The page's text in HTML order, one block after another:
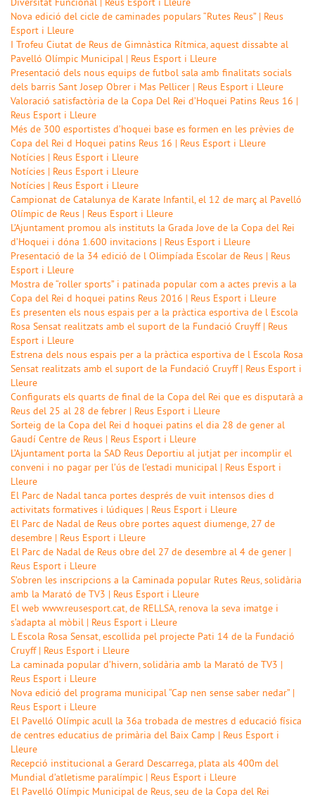
Diversitat Funcional | Reus Esport i Lleure
Nova edició del cicle de caminades populars “Rutes Reus” | Reus
Esport i Lleure
I Trofeu Ciutat de Reus de Gimnàstica Rítmica, aquest dissabte al
Pavelló Olímpic Municipal | Reus Esport i Lleure
Presentació dels nous equips de futbol sala amb finalitats socials
dels barris Sant Josep Obrer i Mas Pellicer | Reus Esport i Lleure
Valoració satisfactòria de la Copa Del Rei d’Hoquei Patins Reus 16 |
Reus Esport i Lleure
Més de 300 esportistes d’hoquei base es formen en les prèvies de
Copa del Rei d Hoquei patins Reus 16 | Reus Esport i Lleure
Notícies | Reus Esport i Lleure
Notícies | Reus Esport i Lleure
Notícies | Reus Esport i Lleure
Campionat de Catalunya de Karate Infantil, el 12 de març al Pavelló
Olímpic de Reus | Reus Esport i Lleure
L’Ajuntament promou als instituts la Grada Jove de la Copa del Rei
d’Hoquei i dóna 1.600 invitacions | Reus Esport i Lleure
Presentació de la 34 edició de l Olimpíada Escolar de Reus | Reus
Esport i Lleure
Mostra de “roller sports” i patinada popular com a actes previs a la
Copa del Rei d hoquei patins Reus 2016 | Reus Esport i Lleure
Es presenten els nous espais per a la pràctica esportiva de l Escola
Rosa Sensat realitzats amb el suport de la Fundació Cruyff | Reus
Esport i Lleure
Estrena dels nous espais per a la pràctica esportiva de l Escola Rosa
Sensat realitzats amb el suport de la Fundació Cruyff | Reus Esport i
Lleure
Configurats els quarts de final de la Copa del Rei que es disputarà a
Reus del 25 al 28 de febrer | Reus Esport i Lleure
Sorteig de la Copa del Rei d hoquei patins el dia 28 de gener al
Gaudí Centre de Reus | Reus Esport i Lleure
L’Ajuntament porta la SAD Reus Deportiu al jutjat per incomplir el
conveni i no pagar per l’ús de l’estadi municipal | Reus Esport i
Lleure
El Parc de Nadal tanca portes després de vuit intensos dies d
activitats formatives i lúdiques | Reus Esport i Lleure
El Parc de Nadal de Reus obre portes aquest diumenge, 27 de
desembre | Reus Esport i Lleure
El Parc de Nadal de Reus obre del 27 de desembre al 4 de gener |
Reus Esport i Lleure
S’obren les inscripcions a la Caminada popular Rutes Reus, solidària
amb la Marató de TV3 | Reus Esport i Lleure
El web www.reusesport.cat, de RELLSA, renova la seva imatge i
s’adapta al mòbil | Reus Esport i Lleure
L Escola Rosa Sensat, escollida pel projecte Pati 14 de la Fundació
Cruyff | Reus Esport i Lleure
La caminada popular d’hivern, solidària amb la Marató de TV3 |
Reus Esport i Lleure
Nova edició del programa municipal “Cap nen sense saber nedar” |
Reus Esport i Lleure
El Pavelló Olímpic acull la 36a trobada de mestres d educació física
de centres educatius de primària del Baix Camp | Reus Esport i
Lleure
Recepció institucional a Gerard Descarrega, plata als 400m del
Mundial d’atletisme paralímpic | Reus Esport i Lleure
El Pavelló Olímpic Municipal de Reus, seu de la Copa del Rei